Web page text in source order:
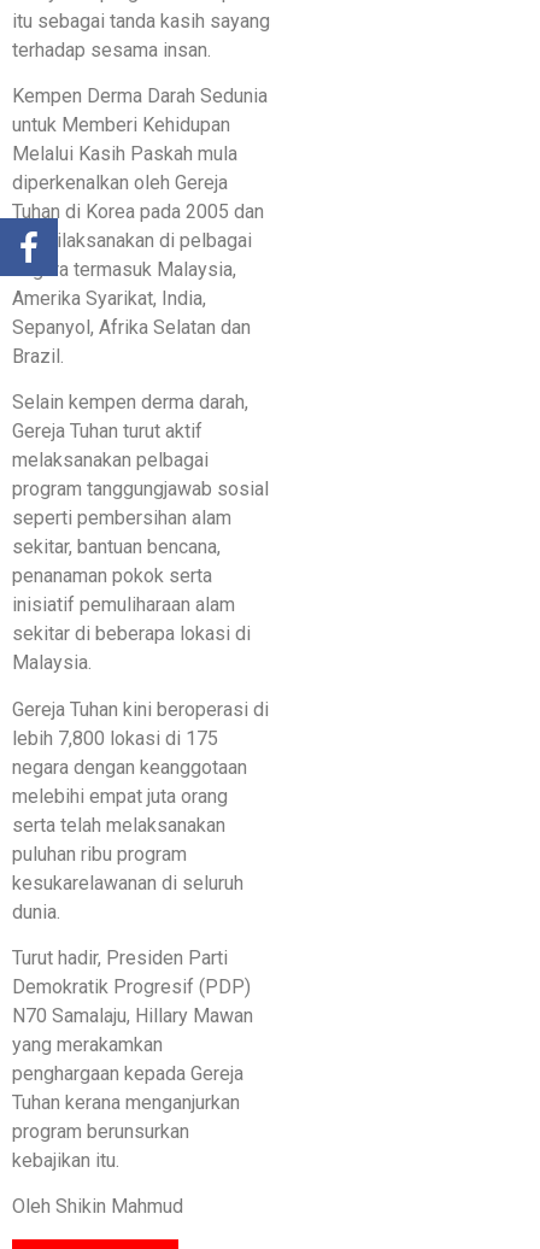
itu sebagai tanda kasih sayang
terhadap sesama insan.
Kempen Derma Darah Sedunia
untuk Memberi Kehidupan
Melalui Kasih Paskah mula
diperkenalkan oleh Gereja
Tuhan di Korea pada 2005 dan
kini dilaksanakan di pelbagai
negara termasuk Malaysia,
Amerika Syarikat, India,
Sepanyol, Afrika Selatan dan
Brazil.
Selain kempen derma darah,
Gereja Tuhan turut aktif
melaksanakan pelbagai
program tanggungjawab sosial
seperti pembersihan alam
sekitar, bantuan bencana,
penanaman pokok serta
inisiatif pemuliharaan alam
sekitar di beberapa lokasi di
Malaysia.
Gereja Tuhan kini beroperasi di
lebih 7,800 lokasi di 175
negara dengan keanggotaan
melebihi empat juta orang
serta telah melaksanakan
puluhan ribu program
kesukarelawanan di seluruh
dunia.
Turut hadir, Presiden Parti
Demokratik Progresif (PDP)
N70 Samalaju, Hillary Mawan
yang merakamkan
penghargaan kepada Gereja
Tuhan kerana menganjurkan
program berunsurkan
kebajikan itu.
Oleh Shikin Mahmud